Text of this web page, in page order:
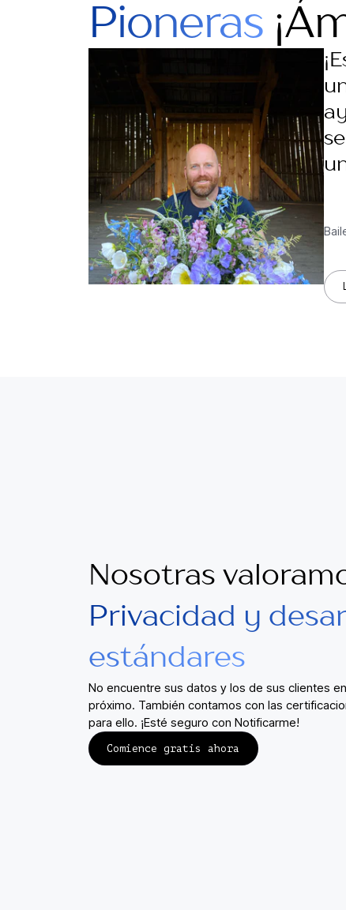
Pioneras
Nosotras
Privacidad y
estándares
No encuentre sus datos y los de sus clientes
próximo. También contamos con las
para ello. ¡Esté seguro con Notificarme!
Comience gratis ahora